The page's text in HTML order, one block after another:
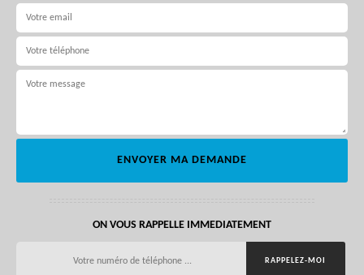
ON VOUS RAPPELLE IMMEDIATEMENT